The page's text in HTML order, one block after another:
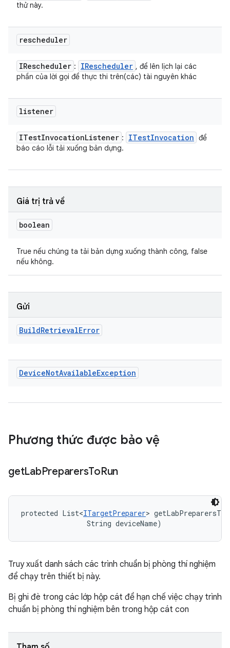
thử này.
rescheduler
IRescheduler : IRescheduler , để lên lịch lại các
phần của lời gọi để thực thi trên(các) tài nguyên khác
listener
ITestInvocationListener : ITestInvocation để
báo cáo lỗi tải xuống bản dựng.
Giá trị trả về
boolean
True nếu chúng ta tải bản dựng xuống thành công, false
nếu không.
Gửi
BuildRetrievalError
DeviceNotAvailableException
Phương thức được bảo vệ
getLabPreparersToRun
protected List<ITargetPreparer>
                String deviceName)
Truy xuất danh sách các trình chuẩn bị phòng thí nghiệm
để chạy trên thiết bị này.
Bị ghi đè trong các lớp hộp cát để hạn chế việc chạy trình
chuẩn bị phòng thí nghiệm bên trong hộp cát con